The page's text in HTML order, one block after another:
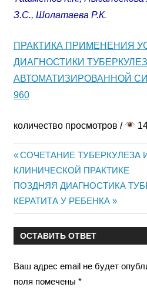
З.С., Шолатаева Р.К.
ПРАКТИКА ПРИМЕНЕНИЯ
ДИАГНОСТИКИ
АВТОМАТИЗИРОВАННОЙ
960
количество просмотров /
Навигация
по
записям
Предыдущая
запись:
СОЧЕТАНИЕ ТУБЕРКУЛЕЗА
КЛИНИЧЕСКОЙ ПРАКТИКЕ
Следующая
запись:
ПОЗДНЯЯ ДИАГНОСТИКА
КЕРАТИТА У РЕБЕНКА
ОСТАВИТЬ ОТВЕТ
Ваш адрес email не будет
поля помечены *